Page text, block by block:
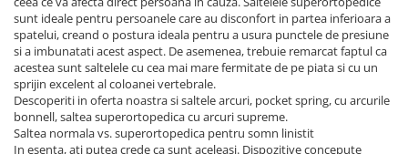
sunt ideale pentru persoanele care au disconfort in partea inferioara a
spatelui, creand o postura ideala pentru a usura punctele de presiune
si a imbunatati acest aspect. De asemenea, trebuie remarcat faptul ca
acestea sunt saltelele cu cea mai mare fermitate de pe piata si cu un
sprijin excelent al coloanei vertebrale.
Descoperiti in oferta noastra si saltele arcuri, pocket spring, cu arcurile
bonnell, saltea superortopedica cu arcuri supreme.
Saltea normala vs. superortopedica pentru somn linistit
In esenta, ati putea crede ca sunt aceleasi. Dispozitive concepute